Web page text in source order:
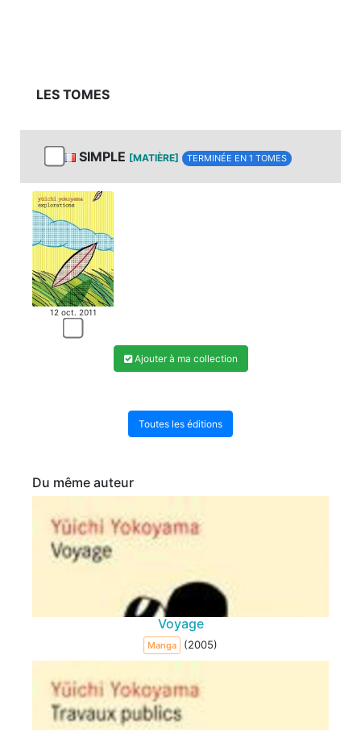
LES TOMES
SIMPLE [MATIÈRE] TERMINÉE EN 1 TOMES
12 oct. 2011
Ajouter à ma collection
Toutes les éditions
Du même auteur
Voyage
Manga (2005)